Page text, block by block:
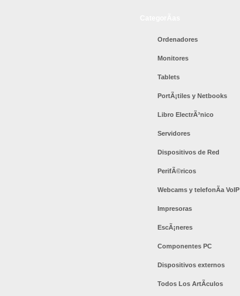
Ordenadores
Monitores
Tablets
PortÃ¡tiles y Netbooks
Libro ElectrÃ³nico
Servidores
Dispositivos de Red
PerifÃ©ricos
Webcams y telefonÃ­a VoIP
Impresoras
EscÃ¡neres
Componentes PC
Dispositivos externos
Todos Los ArtÃ­culos